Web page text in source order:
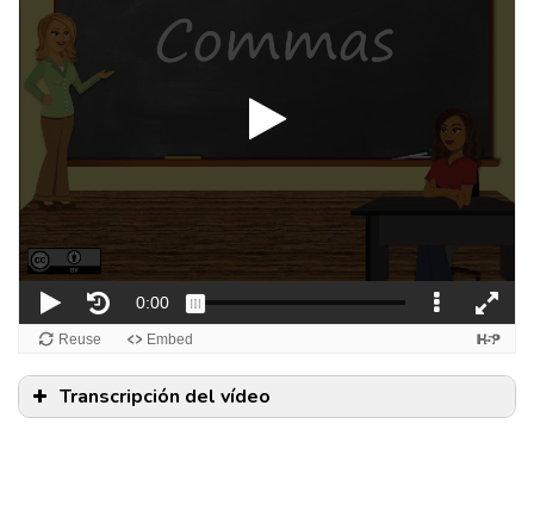
Transcripción del vídeo